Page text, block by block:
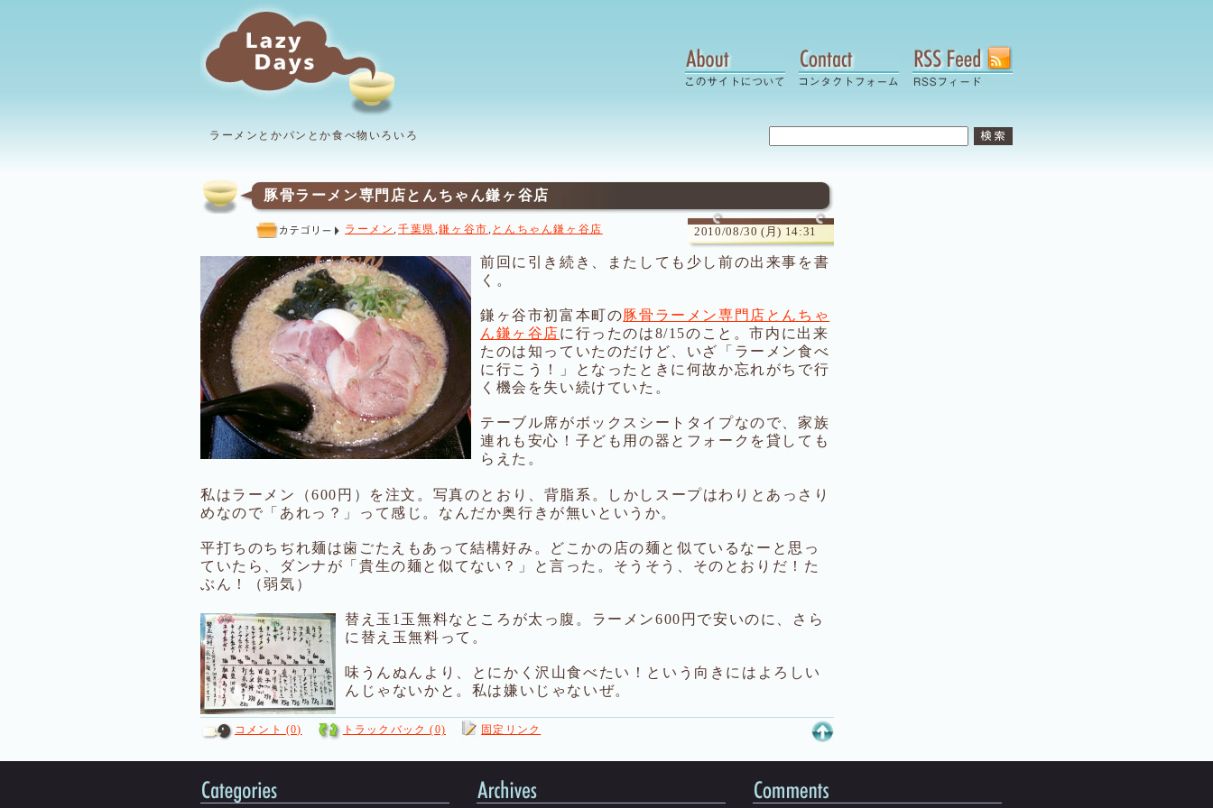
ラーメンとかパンとか食べ物いろいろ
豚骨ラーメン専門店とんちゃん鎌ヶ谷店
ラーメン,千葉県,鎌ヶ谷市, とんちゃん鎌ヶ谷店 2010/08/30 (月) 14:31
前回に引き続き、またしても少し前の出来事を書
く。
鎌ヶ谷市初富本町の豚骨ラーメン専門店とんちゃ
ん鎌ヶ谷店に行ったのは8/15のこと。市内に出来
たのは知っていたのだけど、いざ「ラーメン食べ
に行こう！」となったときに何故か忘れがちで行
く機会を失い続けていた。
テーブル席がボックスシートタイプなので、家族
連れも安心！子ども用の器とフォークを貸しても
らえた。
私はラーメン（600円）を注文。写真のとおり、背脂系。しかしスープはわりとあっさり
めなので「あれっ？」って感じ。なんだか奥行きが無いというか。
平打ちのちぢれ麺は歯ごたえもあって結構好み。どこかの店の麺と似ているなーと思っ
ていたら、ダンナが「貴生の麺と似てない？」と言った。そうそう、そのとおりだ！た
ぶん！（弱気）
替え玉1玉無料なところが太っ腹。ラーメン600円で安いのに、さら
に替え玉無料って。
味うんぬんより、とにかく沢山食べたい！という向きにはよろしい
んじゃないかと。私は嫌いじゃないぜ。
コメント (0) トラックバック (0) 固定リンク